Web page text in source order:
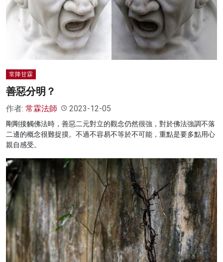
常降甘霖
善惡分明？
作者: 常霖法師 2023-12-05
剛剛接觸佛法時，善惡二元對立的觀念仍然很強，對於佛法強調不落
二邊的概念很難捉摸。不過不容易不等於不可能，重點是要多點用心
親自感受。